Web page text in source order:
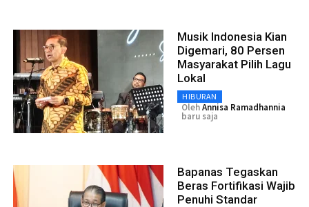
Musik Indonesia Kian
Digemari, 80 Persen
Masyarakat Pilih Lagu
Lokal
HIBURAN
OlehAnnisa Ramadhannia
baru saja
Bapanas Tegaskan
Beras Fortifikasi Wajib
Penuhi Standar